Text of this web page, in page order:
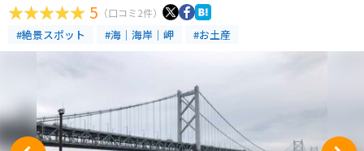
5 （口コミ2件）
#絶景スポット #海｜海岸｜岬 #お土産